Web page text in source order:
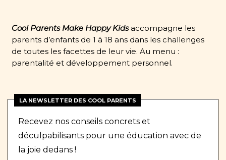
Cool Parents Make Happy Kidsaccompagne les
parents d’enfants de 1 à 18 ans dans les challenges
de toutes les facettes de leur vie. Au menu :
parentalité et développement personnel.
LA NEWSLETTER DES COOL PARENTS
Recevez nos conseils concrets et
déculpabilisants pour une éducation avec de
la joie dedans !